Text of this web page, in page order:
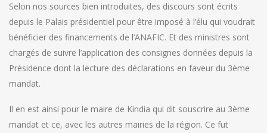
Selon nos sources bien introduites, des discours sont écrits
depuis le Palais présidentiel pour être imposé à l’élu qui voudrait
bénéficier des financements de l’ANAFIC. Et des ministres sont
chargés de suivre l’application des consignes données depuis la
Présidence dont la lecture des déclarations en faveur du 3ème
mandat.
Il en est ainsi pour le maire de Kindia qui dit souscrire au 3ème
mandat et ce, avec les autres mairies de la région. Ce fut